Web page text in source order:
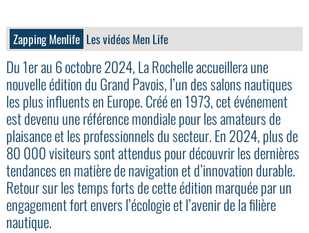
Zapping Menlife Les vidéos Men Life
Du 1er au 6 octobre 2024, La Rochelle accueillera une
nouvelle édition du Grand Pavois, l’un des salons nautiques
les plus influents en Europe. Créé en 1973, cet événement
est devenu une référence mondiale pour les amateurs de
plaisance et les professionnels du secteur. En 2024, plus de
80 000 visiteurs sont attendus pour découvrir les dernières
tendances en matière de navigation et d’innovation durable.
Retour sur les temps forts de cette édition marquée par un
engagement fort envers l’écologie et l’avenir de la filière
nautique.